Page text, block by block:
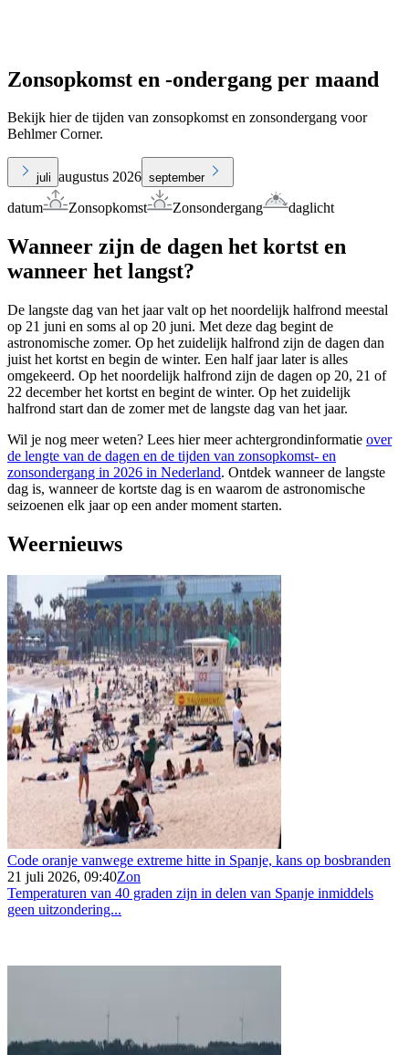
Zonsopkomst en -ondergang per maand
Bekijk hier de tijden van zonsopkomst en zonsondergang voor
Behlmer Corner.
juli augustus 2026 september
datum Zonsopkomst Zonsondergang daglicht
Wanneer zijn de dagen het kortst en
wanneer het langst?
De langste dag van het jaar valt op het noordelijk halfrond meestal
op 21 juni en soms al op 20 juni. Met deze dag begint de
astronomische zomer. Op het zuidelijk halfrond zijn de dagen dan
juist het kortst en begin de winter. Een half jaar later is alles
omgekeerd. Op het noordelijk halfrond zijn de dagen op 20, 21 of
22 december het kortst en begint de winter. Op het zuidelijk
halfrond start dan de zomer met de langste dag van het jaar.
Wil je nog meer weten? Lees hier meer achtergrondinformatie over
de lengte van de dagen en de tijden van zonsopkomst- en
zonsondergang in 2026 in Nederland. Ontdek wanneer de langste
dag is, wanneer de kortste dag is en waarom de astronomische
seizoenen elk jaar op een ander moment starten.
Weernieuws
Code oranje vanwege extreme hitte in Spanje, kans op bosbranden
21 juli 2026, 09:40Zon
Temperaturen van 40 graden zijn in delen van Spanje inmiddels
geen uitzondering...